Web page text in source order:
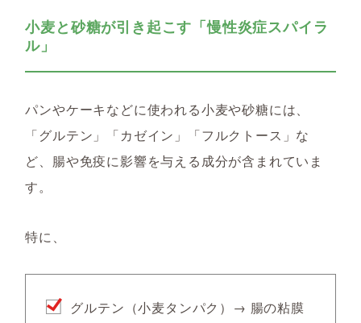
小麦と砂糖が引き起こす「慢性炎症スパイラ
ル」
パンやケーキなどに使われる小麦や砂糖には、
「グルテン」「カゼイン」「フルクトース」な
ど、腸や免疫に影響を与える成分が含まれていま
す。
特に、
グルテン（小麦タンパク）→ 腸の粘膜